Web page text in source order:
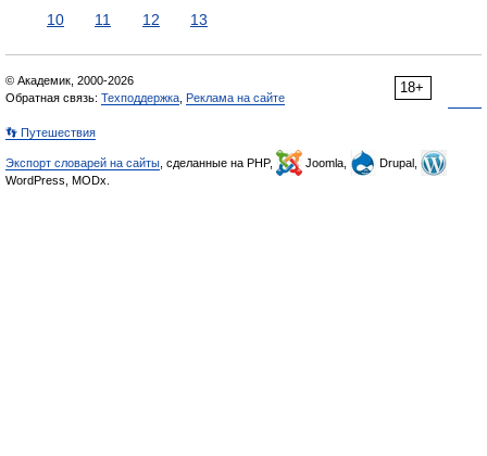
10
11 12 13
18+
© Академик, 2000-2026
Обратная связь: Техподдержка Реклама на сайте
👣 Путешествия
Экспорт словарей на сайты , сделанные на PHP, Joomla,
Drupal,
WordPress, MODx.